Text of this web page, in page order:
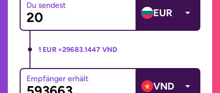
Du sendest
EUR
1 EUR =29683.1447 VND
Empfänger erhält
VND